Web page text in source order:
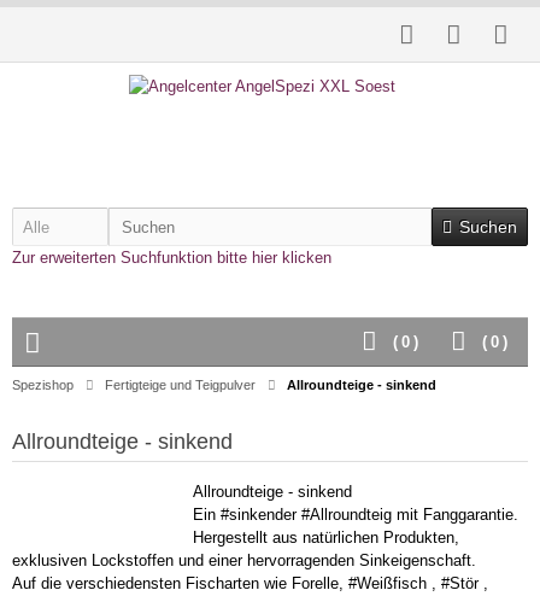
Suchen
Zur erweiterten Suchfunktion bitte hier klicken
( 0 )
( 0 )
Spezishop Fertigteige und Teigpulver Allroundteige - sinkend
Allroundteige - sinkend
Allroundteige - sinkend
Ein #sinkender #Allroundteig mit Fanggarantie.
Hergestellt aus natürlichen Produkten,
exklusiven Lockstoffen und einer hervorragenden Sinkeigenschaft.
Auf die verschiedensten Fischarten wie Forelle, #Weißfisch , #Stör ,